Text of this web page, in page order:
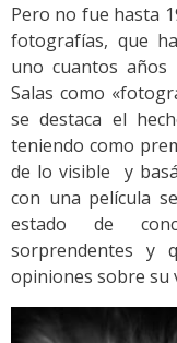
Pero no fue hasta
fotografías, que
uno cuantos años
Salas como
se destaca el
teniendo como
de lo visible y
con una película
estado de
sorprendentes y
opiniones sobre su